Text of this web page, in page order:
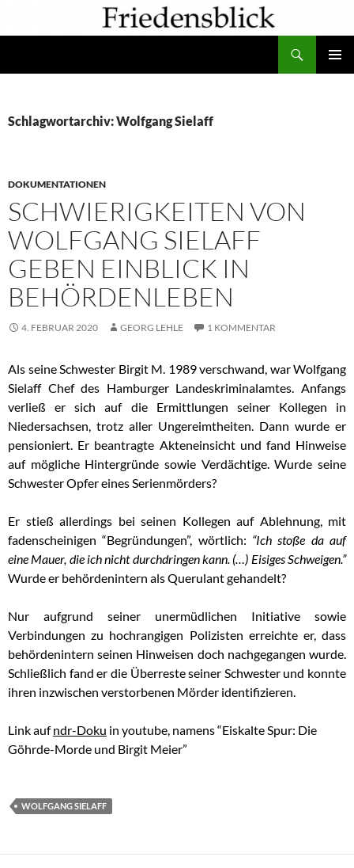
Schlagwortarchiv: Wolfgang Sielaff
DOKUMENTATIONEN
SCHWIERIGKEITEN VON
WOLFGANG SIELAFF
GEBEN EINBLICK IN
BEHÖRDENLEBEN
4. FEBRUAR 2020 GEORG LEHLE 1 KOMMENTAR
Als seine Schwester Birgit M. 1989 verschwand, war Wolfgang
Sielaff Chef des Hamburger Landeskriminalamtes. Anfangs
verließ er sich auf die Ermittlungen seiner Kollegen in
Niedersachsen, trotz aller Ungereimtheiten. Dann wurde er
pensioniert. Er beantragte Akteneinsicht und fand Hinweise
auf mögliche Hintergründe sowie Verdächtige. Wurde seine
Schwester Opfer eines Serienmörders?
Er stieß allerdings bei seinen Kollegen auf Ablehnung, mit
fadenscheinigen “Begründungen”, wörtlich: “Ich stoße da auf
eine Mauer, die ich nicht durchdringen kann. (…) Eisiges Schweigen.”
Wurde er behördenintern als Querulant gehandelt?
Nur aufgrund seiner unermüdlichen Initiative sowie
Verbindungen zu hochrangigen Polizisten erreichte er, dass
behördenintern seinen Hinweisen doch nachgegangen wurde.
Schließlich fand er die Überreste seiner Schwester und konnte
ihren inzwischen verstorbenen Mörder identifizieren.
Link aufndr-Doku in youtube, namens “Eiskalte Spur: Die
Göhrde-Morde und Birgit Meier”
WOLFGANG SIELAFF